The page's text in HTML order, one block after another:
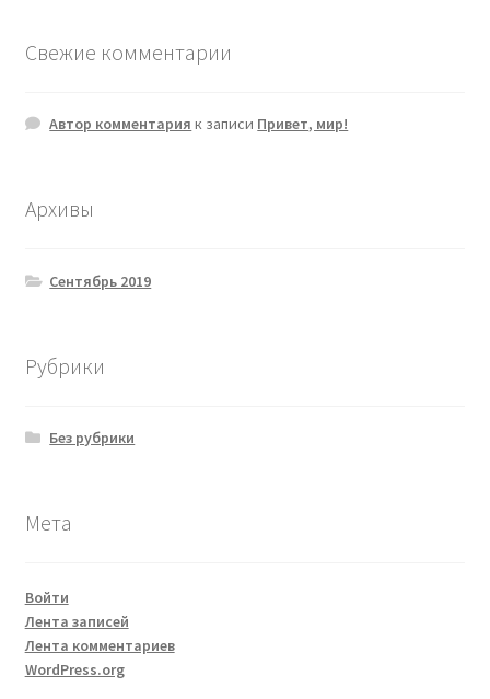
Свежие комментарии
Автор комментария к записи Привет, мир!
Архивы
Сентябрь 2019
Рубрики
Без рубрики
Мета
Войти
Лента записей
Лента комментариев
WordPress.org